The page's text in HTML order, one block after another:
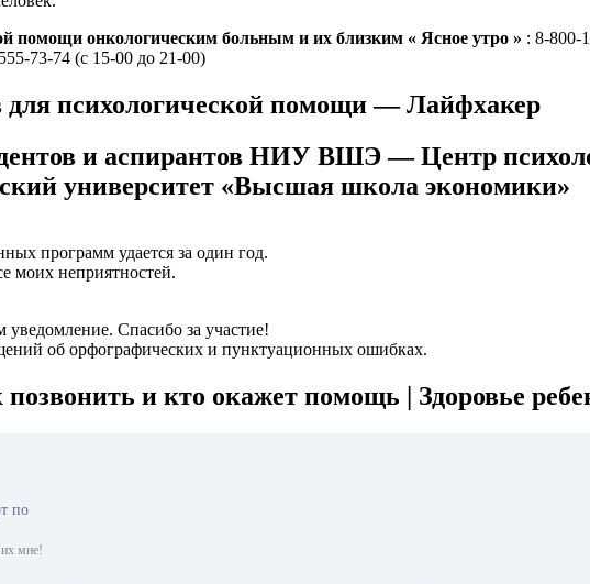
помощи онкологическим больным и их близким « Ясное утро » : 8-800-
73-74 (с 15-00 до 21-00)
для психологической помощи — Лайфхакер
и аспирантов НИУ ВШЭ — Центр
университет «Высшая школа экономики»
программ удается за один год.
моих неприятностей.
Спасибо за участие!
об орфографических и пунктуационных ошибках.
и кто окажет помощь | Здоровье
по
их мне!